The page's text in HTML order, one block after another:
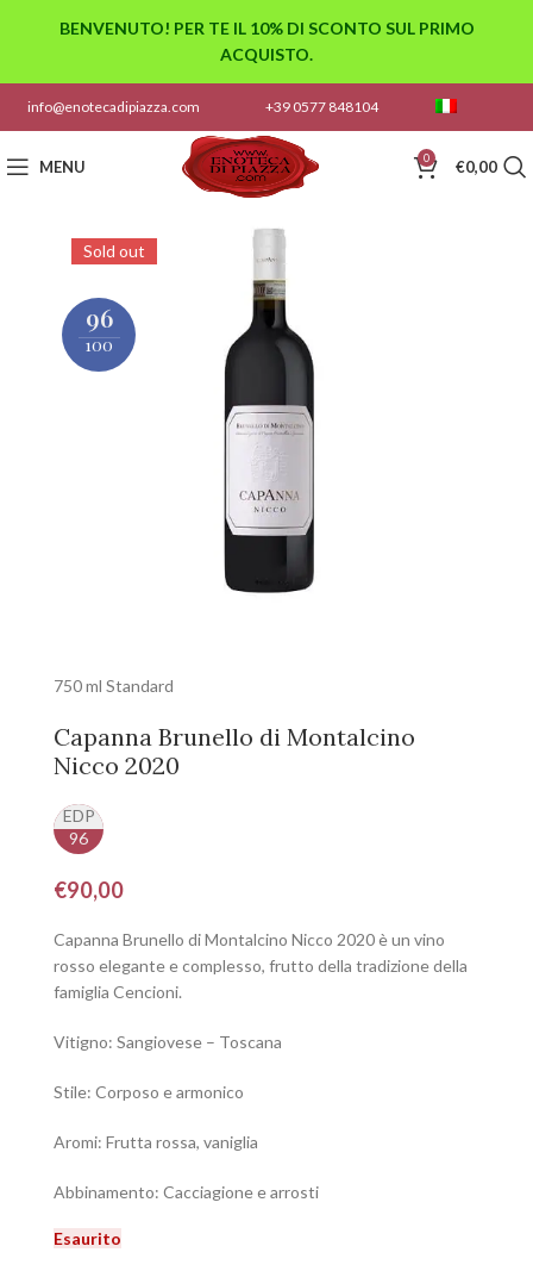
info@enotecadipiazza.com +39 0577 848104
MENU 0 €0,00
96
100
Sold out
750 ml Standard
Capanna Brunello di Montalcino
Nicco 2020
EDP
96
€90,00
Capanna Brunello di Montalcino Nicco 2020 è un vino
rosso elegante e complesso, frutto della tradizione della
famiglia Cencioni.
Vitigno: Sangiovese – Toscana
Stile: Corposo e armonico
Aromi: Frutta rossa, vaniglia
Abbinamento: Cacciagione e arrosti
Esaurito
BENVENUTO! PER TE IL 10% DI SCONTO SUL PRIMO
ACQUISTO.